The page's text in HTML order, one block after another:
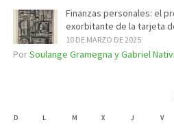
Finanzas personales: el
exorbitante de la tarjeta
10 DE MARZO DE 2025
PorSoulange Gramegna y Gabriel
D L M X J V